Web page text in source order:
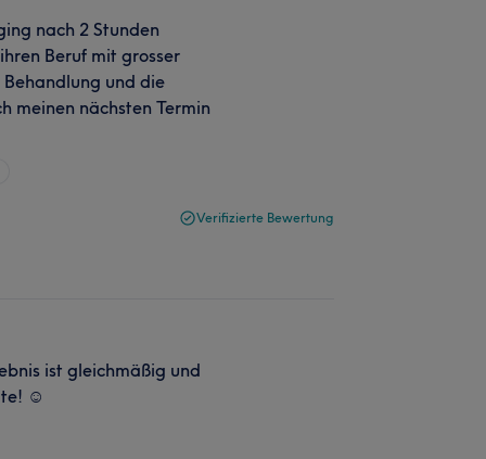
nach 2 Stunden
Beruf mit grosser
und die
meinen nächsten Termin
Verifizierte Bewertung
ist gleichmäßig und
☺️